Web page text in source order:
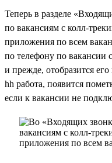
Теперь в разделе
по вакансиям с колл-
приложения по всем
по телефону по вакансии
и прежде, отобразится
hh работа, появится
если к вакансии не